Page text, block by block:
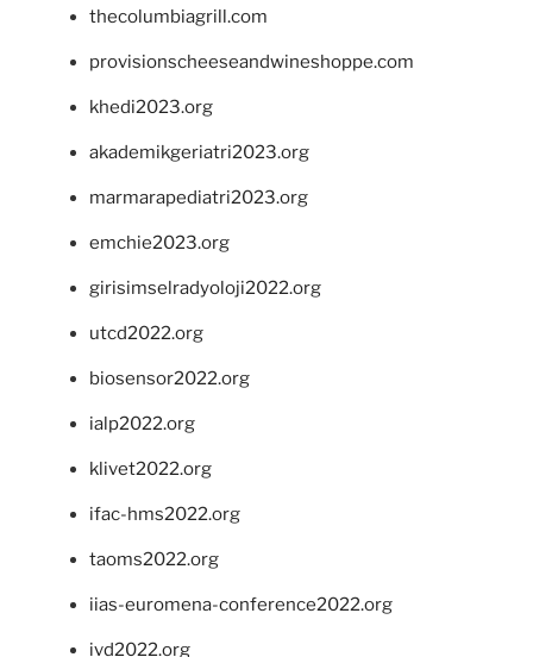
thecolumbiagrill.com
provisionscheeseandwineshoppe.com
khedi2023.org
akademikgeriatri2023.org
marmarapediatri2023.org
emchie2023.org
girisimselradyoloji2022.org
utcd2022.org
biosensor2022.org
ialp2022.org
klivet2022.org
ifac-hms2022.org
taoms2022.org
iias-euromena-conference2022.org
ivd2022.org